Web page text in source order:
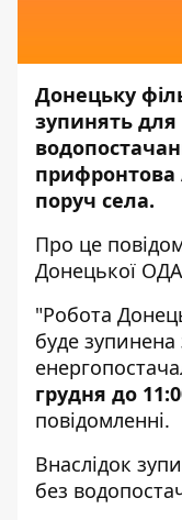
Донецьку
зупинять
прифронтова
поруч села.
Про це
Донецької ОДА
"Робота
буде
грудня до
повідомленні.
Внаслідок
без